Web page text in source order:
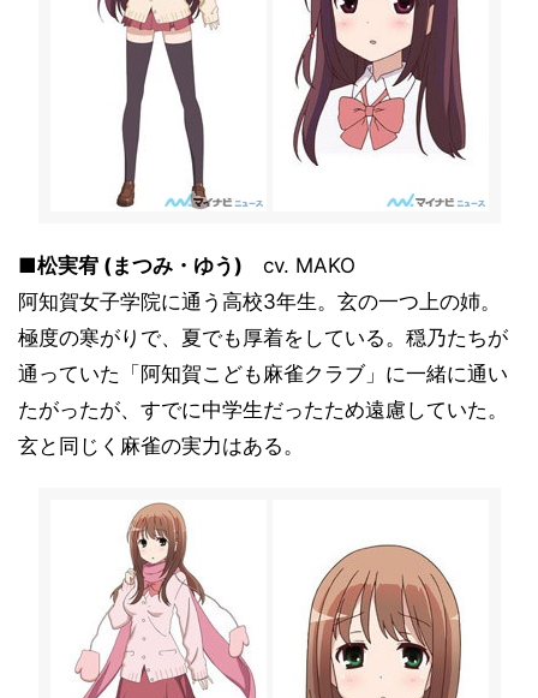
■松実宥 (まつみ・ゆう) cv. MAKO
阿知賀女子学院に通う高校3年生。玄の一つ上の姉。
極度の寒がりで、夏でも厚着をしている。穏乃たちが
通っていた「阿知賀こども麻雀クラブ」に一緒に通い
たがったが、すでに中学生だったため遠慮していた。
玄と同じく麻雀の実力はある。